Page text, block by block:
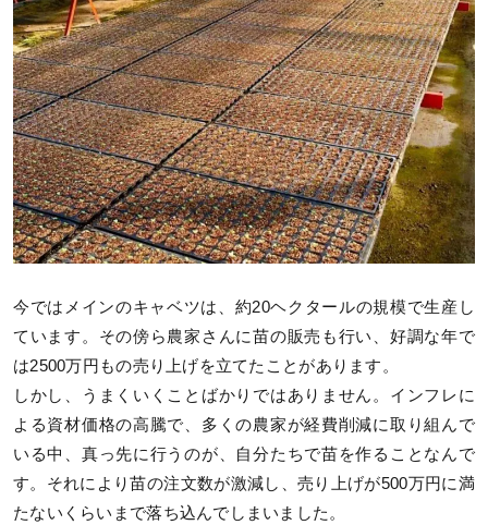
今ではメインのキャベツは、約20ヘクタールの規模で生産し
ています。その傍ら農家さんに苗の販売も行い、好調な年で
は2500万円もの売り上げを立てたことがあります。
しかし、うまくいくことばかりではありません。インフレに
よる資材価格の高騰で、多くの農家が経費削減に取り組んで
いる中、真っ先に行うのが、自分たちで苗を作ることなんで
す。それにより苗の注文数が激減し、売り上げが500万円に満
たないくらいまで落ち込んでしまいました。